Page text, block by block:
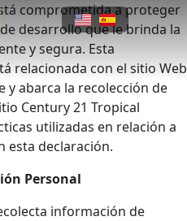
comprometida a proteger
desarrollo que le brinda la
y segura. Esta
relacionada con el sitio Web
y abarca la recolección de
Century 21 Tropical
utilizadas en relación a
esta declaración.
Personal
información de